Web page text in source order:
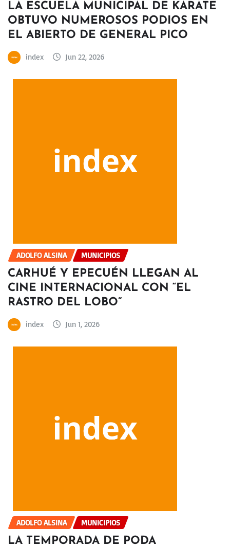
LA ESCUELA MUNICIPAL DE KARATE
OBTUVO NUMEROSOS PODIOS EN
EL ABIERTO DE GENERAL PICO
index Jun 22, 2026
ADOLFO ALSINA MUNICIPIOS
CARHUÉ Y EPECUÉN LLEGAN AL
CINE INTERNACIONAL CON “EL
RASTRO DEL LOBO”
index Jun 1, 2026
ADOLFO ALSINA MUNICIPIOS
LA TEMPORADA DE PODA